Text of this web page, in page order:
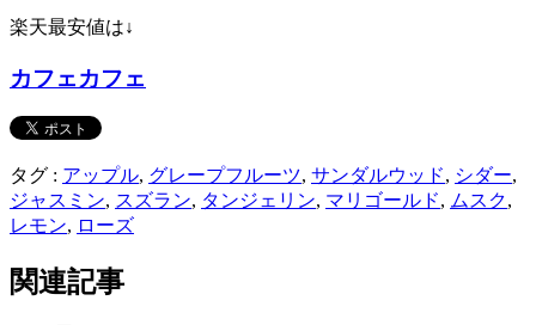
楽天最安値は↓
カフェカフェ
タグ : アップル, グレープフルーツ, サンダルウッド, シダー,
ジャスミン, スズラン, タンジェリン, マリゴールド, ムスク,
レモン, ローズ
関連記事